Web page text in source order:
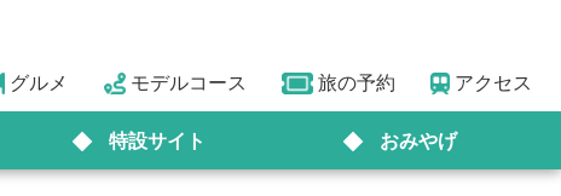
グルメ モデルコース 旅の予約 アクセス
特設サイト おみやげ